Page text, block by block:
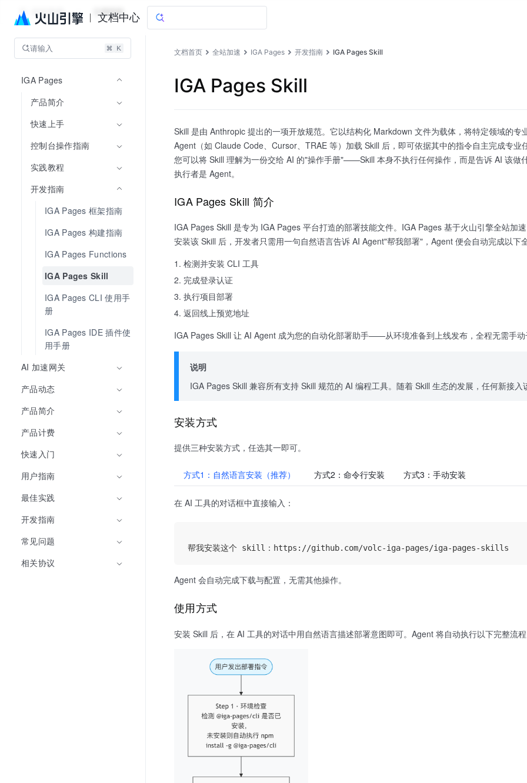
文档中心
全站加速 文档指南
请输入
IGA Pages
产品简介
快速上手
控制台操作指南
实践教程
开发指南
IGA Pages 框架指南
IGA Pages 构建指南
IGA Pages Functions
IGA Pages Skill
IGA Pages CLI 使用手
册
IGA Pages IDE 插件使
用手册
AI 加速网关
产品动态
产品简介
产品计费
快速入门
用户指南
最佳实践
开发指南
常见问题
相关协议
文档首页 全站加速 IGA Pages 开发指南 IGA Pages Skill
IGA Pages Skill
Skill 是由 Anthropic 提出的一项开放规范。它以结构化 Markdown 文件为载体，将特定领域的
Agent（如 Claude Code、Cursor、TRAE 等）加载 Skill 后，即可依据其中的指令自主完成专业
您可以将 Skill 理解为一份交给 AI 的"操作手册"——Skill 本身不执行任何操作，而是告诉 AI 该做
执行者是 Agent。
IGA Pages Skill 简介
IGA Pages Skill 是专为 IGA Pages 平台打造的部署技能文件。IGA Pages 基于火山引擎全站加
安装该 Skill 后，开发者只需用一句自然语言告诉 AI Agent"帮我部署"，Agent 便会自动完成以下
检测并安装 CLI 工具
完成登录认证
执行项目部署
返回线上预览地址
IGA Pages Skill 让 AI Agent 成为您的自动化部署助手——从环境准备到上线发布，全程无需手
说明
IGA Pages Skill 兼容所有支持 Skill 规范的 AI 编程工具。随着 Skill 生态的发展，任何新接
安装方式
提供三种安装方式，任选其一即可。
方式1：自然语言安装（推荐） 方式2：命令行安装 方式3：手动安装
在 AI 工具的对话框中直接输入：
Agent 会自动完成下载与配置，无需其他操作。
使用方式
安装 Skill 后，在 AI 工具的对话中用自然语言描述部署意图即可。Agent 将自动执行以下完整流